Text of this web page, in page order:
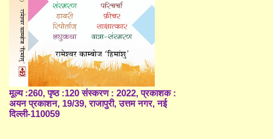
मूल्य :260, पृष्ठ :120 संस्करण : 2022, प्रकाशक :
अयन प्रकाशन, 19/39, राजापुरी, उत्तम नगर, नई
दिल्ली-110059